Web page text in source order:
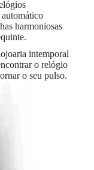
harmoniosas
intemporal
o relógio
o seu pulso.